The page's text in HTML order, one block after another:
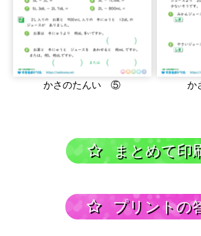
かさのたんい ⑤ か
まとめて
プリントの